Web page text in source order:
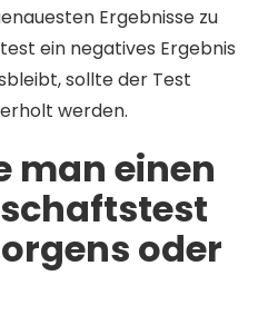
Ergebnisse zu
ein negatives Ergebnis
sollte der Test
werden.
man einen
oder